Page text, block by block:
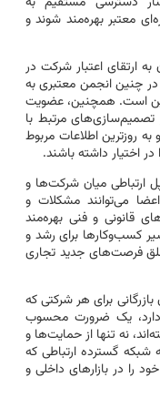
معتبر بهره‌مند شوند و
به ارتقای اعتبار شرکت در
در چنین انجمن معتبری به
است. همچنین، عضویت
مرتبط با
اطلاعات مربوط
اختیار داشته باشند.
پل ارتباطی میان شرکت‌ها و
می‌توانند مشکلات و
قانونی و فنی بهره‌مند
کسب‌وکارها برای رشد و
فرصت‌های جدید تجاری
برای هر شرکتی که
یک ضرورت محسوب
نه تنها از حمایت‌ها و
شبکه گسترده ارتباطی که
را در بازارهای داخلی و